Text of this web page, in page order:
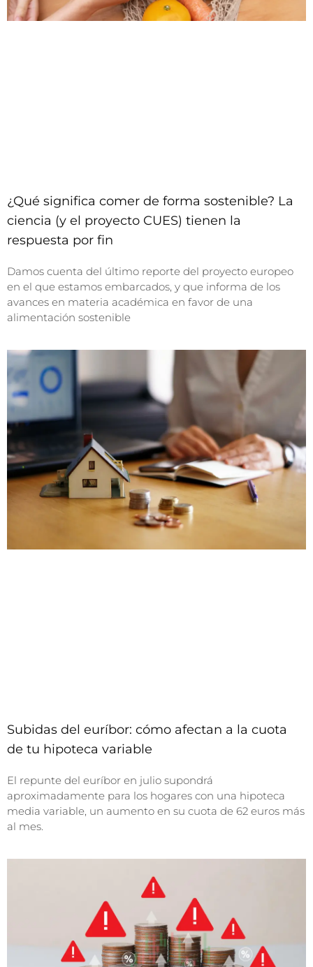
¿Qué significa comer de forma sostenible? La
ciencia (y el proyecto CUES) tienen la
respuesta por fin
Damos cuenta del último reporte del proyecto europeo
en el que estamos embarcados, y que informa de los
avances en materia académica en favor de una
alimentación sostenible
Subidas del euríbor: cómo afectan a la cuota
de tu hipoteca variable
El repunte del euríbor en julio supondrá
aproximadamente para los hogares con una hipoteca
media variable, un aumento en su cuota de 62 euros más
al mes.